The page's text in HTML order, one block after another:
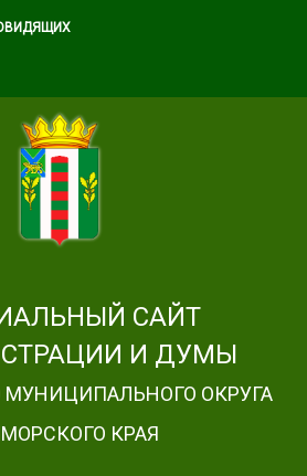
САЙТ
И ДУМЫ
МУНИЦИПАЛЬНОГО ОКРУГА
КРАЯ